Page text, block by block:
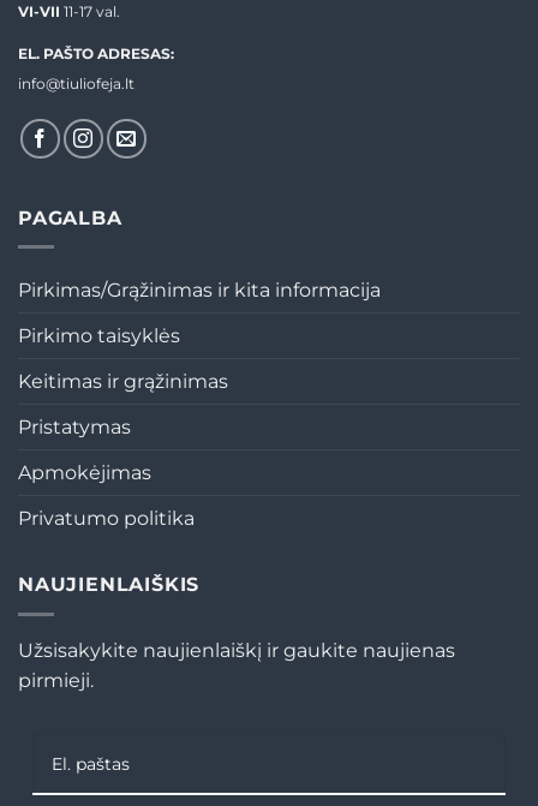
VI-VII 11-17 val.
EL. PAŠTO ADRESAS:
info@tiuliofeja.lt
PAGALBA
Pirkimas/Grąžinimas ir kita informacija
Pirkimo taisyklės
Keitimas ir grąžinimas
Pristatymas
Apmokėjimas
Privatumo politika
NAUJIENLAIŠKIS
Užsisakykite naujienlaiškį ir gaukite naujienas
pirmieji.